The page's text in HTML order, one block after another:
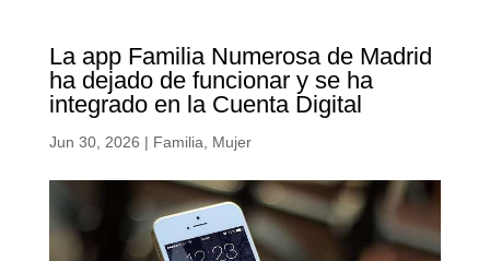
La app Familia Numerosa de Madrid
ha dejado de funcionar y se ha
integrado en la Cuenta Digital
Jun 30, 2026 | Familia Mujer